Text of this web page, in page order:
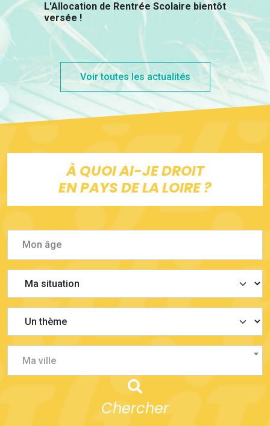
L'Allocation de Rentrée Scolaire bientôt
versée !
Voir toutes les actualités
À QUOI AI-JE DROIT
EN PAYS DE LA LOIRE ?
Ma ville
Chercher